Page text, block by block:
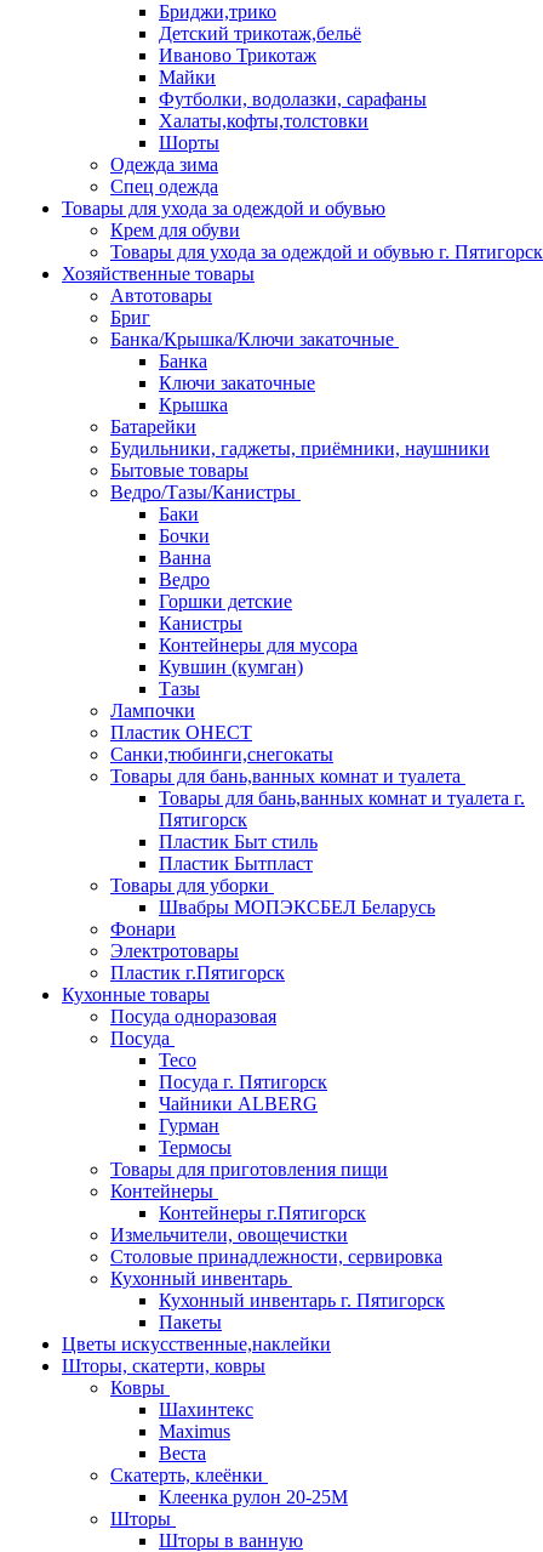
Бриджи,трико
Детский трикотаж,бельё
Иваново Трикотаж
Майки
Футболки, водолазки, сарафаны
Халаты,кофты,толстовки
Шорты
Одежда зима
Спец одежда
Товары для ухода за одеждой и обувью
Крем для обуви
Товары для ухода за одеждой и обувью г. Пятигорск
Хозяйственные товары
Автотовары
Бриг
Банка/Крышка/Ключи закаточные
Банка
Ключи закаточные
Крышка
Батарейки
Будильники, гаджеты, приёмники, наушники
Бытовые товары
Ведро/Тазы/Канистры
Баки
Бочки
Ванна
Ведро
Горшки детские
Канистры
Контейнеры для мусора
Кувшин (кумган)
Тазы
Лампочки
Пластик ОНЕСТ
Санки,тюбинги,снегокаты
Товары для бань,ванных комнат и туалета
Товары для бань,ванных комнат и туалета г.
Пятигорск
Пластик Быт стиль
Пластик Бытпласт
Товары для уборки
Швабры МОПЭКСБЕЛ Беларусь
Фонари
Электротовары
Пластик г.Пятигорск
Кухонные товары
Посуда одноразовая
Посуда
Teco
Посуда г. Пятигорск
Чайники ALBERG
Гурман
Термосы
Товары для приготовления пищи
Контейнеры
Контейнеры г.Пятигорск
Измельчители, овощечистки
Столовые принадлежности, сервировка
Кухонный инвентарь
Кухонный инвентарь г. Пятигорск
Пакеты
Цветы искусственные,наклейки
Шторы, скатерти, ковры
Ковры
Шахинтекс
Maximus
Веста
Скатерть, клеёнки
Клеенка рулон 20-25М
Шторы
Шторы в ванную